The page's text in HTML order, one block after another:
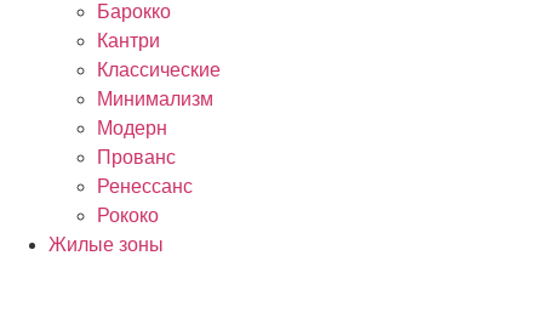
Барокко
Кантри
Классические
Минимализм
Модерн
Прованс
Ренессанс
Рококо
Жилые зоны